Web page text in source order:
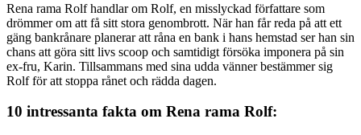
Rena rama Rolf handlar om Rolf, en misslyckad författare som
drömmer om att få sitt stora genombrott. När han får reda på att ett
gäng bankrånare planerar att råna en bank i hans hemstad ser han sin
chans att göra sitt livs scoop och samtidigt försöka imponera på sin
ex-fru, Karin. Tillsammans med sina udda vänner bestämmer sig
Rolf för att stoppa rånet och rädda dagen.
10 intressanta fakta om Rena rama Rolf: